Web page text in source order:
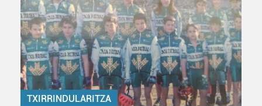
TXIRRINDULARITZA